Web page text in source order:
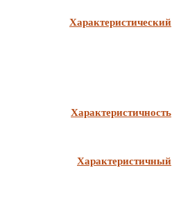
Характеристический
Характеристичность
Характеристичный